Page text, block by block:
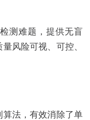
测难题，提供无盲
风险可视、可控、
法，有效消除了单